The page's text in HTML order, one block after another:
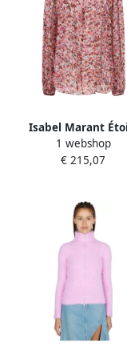
Isabel Marant
Bloemenroze Shirt
Sleutelgat Halslijn
1 webshop
€ 215,07